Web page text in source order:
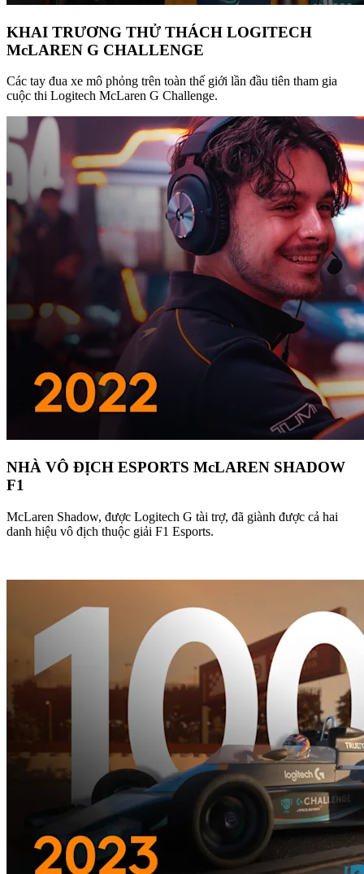
KHAI TRƯƠNG THỬ THÁCH LOGITECH
McLAREN G CHALLENGE
Các tay đua xe mô phỏng trên toàn thế giới lần đầu tiên tham gia
cuộc thi Logitech McLaren G Challenge.
NHÀ VÔ ĐỊCH ESPORTS McLAREN SHADOW
F1
McLaren Shadow, được Logitech G tài trợ, đã giành được cả hai
danh hiệu vô địch thuộc giải F1 Esports.